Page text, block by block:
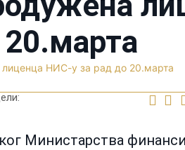
НИС-у за рад до 20.марта
Министарства